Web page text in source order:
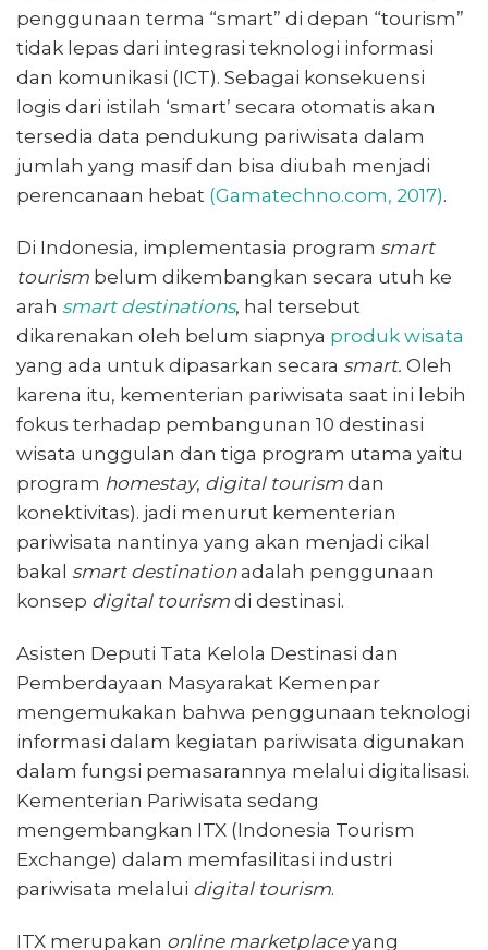
penggunaan terma “smart” di depan “tourism”
tidak lepas dari integrasi teknologi informasi
dan komunikasi (ICT). Sebagai konsekuensi
logis dari istilah ‘smart’ secara otomatis akan
tersedia data pendukung pariwisata dalam
jumlah yang masif dan bisa diubah menjadi
perencanaan hebat (Gamatechno.com, 2017).
Di Indonesia, implementasia program smart
tourism belum dikembangkan secara utuh ke
arah smart destinations, hal tersebut
dikarenakan oleh belum siapnya produk wisata
yang ada untuk dipasarkan secara smart. Oleh
karena itu, kementerian pariwisata saat ini lebih
fokus terhadap pembangunan 10 destinasi
wisata unggulan dan tiga program utama yaitu
program homestay, digital tourism dan
konektivitas). jadi menurut kementerian
pariwisata nantinya yang akan menjadi cikal
bakal smart destinationadalah penggunaan
konsep digital tourism di destinasi.
Asisten Deputi Tata Kelola Destinasi dan
Pemberdayaan Masyarakat Kemenpar
mengemukakan bahwa penggunaan teknologi
informasi dalam kegiatan pariwisata digunakan
dalam fungsi pemasarannya melalui digitalisasi.
Kementerian Pariwisata sedang
mengembangkan ITX (Indonesia Tourism
Exchange) dalam memfasilitasi industri
pariwisata melalui digital tourism.
ITX merupakan online marketplaceyang